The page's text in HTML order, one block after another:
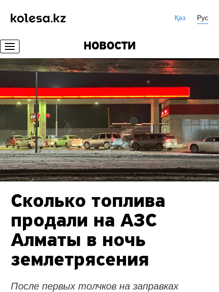
Қаз Рус
НОВОСТИ
Сколько топлива
продали на АЗС
Алматы в ночь
землетрясения
После первых толчков на заправках